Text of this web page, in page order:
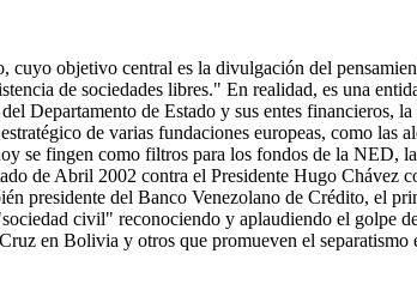
objetivo central es la divulgación del
de sociedades libres." En realidad, es una
Departamento de Estado y sus entes
de varias fundaciones europeas, como las
se fingen como filtros para los fondos de la NED,
de Abril 2002 contra el Presidente Hugo Chávez
presidente del Banco Venezolano de Crédito, el
civil" reconociendo y aplaudiendo el golpe
en Bolivia y otros que promueven el separatismo